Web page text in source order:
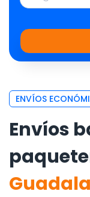
ENVÍOS
Envíos